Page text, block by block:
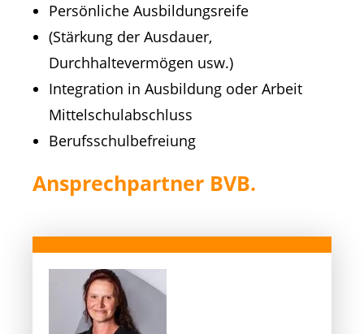
Persönliche Ausbildungsreife
(Stärkung der Ausdauer,
Durchhaltevermögen usw.)
Integration in Ausbildung oder Arbeit
Mittelschulabschluss
Berufsschulbefreiung
Ansprechpartner BVB.